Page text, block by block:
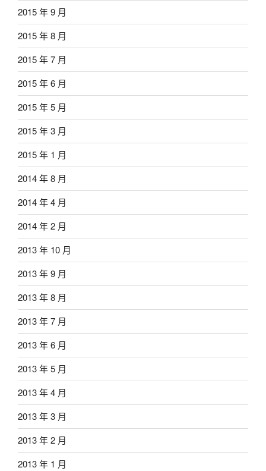
2015 年 9 月
2015 年 8 月
2015 年 7 月
2015 年 6 月
2015 年 5 月
2015 年 3 月
2015 年 1 月
2014 年 8 月
2014 年 4 月
2014 年 2 月
2013 年 10 月
2013 年 9 月
2013 年 8 月
2013 年 7 月
2013 年 6 月
2013 年 5 月
2013 年 4 月
2013 年 3 月
2013 年 2 月
2013 年 1 月